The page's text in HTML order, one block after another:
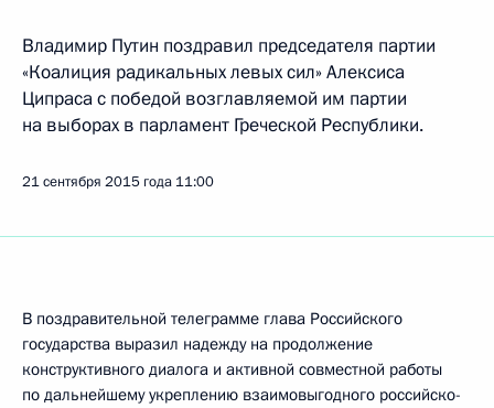
Владимир Путин поздравил председателя партии
«Коалиция радикальных левых сил» Алексиса
Ципраса с победой возглавляемой им партии
на выборах в парламент Греческой Республики.
21 сентября 2015 года 11:00
В поздравительной телеграмме глава Российского
государства выразил надежду на продолжение
конструктивного диалога и активной совместной работы
по дальнейшему укреплению взаимовыгодного российско-